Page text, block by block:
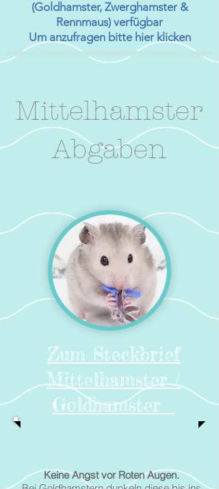
(Goldhamster, Zwerghamster &
Rennmaus) verfügbar
Um anzufragen bitte hier klicken
Mittelhamster
Abgaben
Zum Steckbrief
Mittelhamster /
Goldhamster
Keine Angst vor Roten Augen.